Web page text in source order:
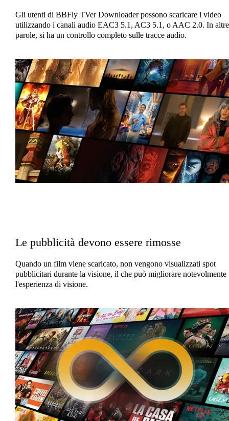
Gli utenti di BBFly TVer Downloader possono scaricare i video
utilizzando i canali audio EAC3 5.1, AC3 5.1, o AAC 2.0. In altre
parole, si ha un controllo completo sulle tracce audio.
Le pubblicità devono essere rimosse
Quando un film viene scaricato, non vengono visualizzati spot
pubblicitari durante la visione, il che può migliorare notevolmente
l'esperienza di visione.